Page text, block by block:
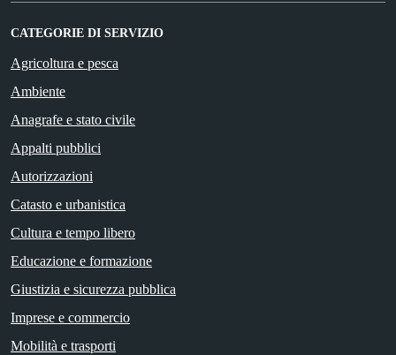
CATEGORIE DI SERVIZIO
Agricoltura e pesca
Ambiente
Anagrafe e stato civile
Appalti pubblici
Autorizzazioni
Catasto e urbanistica
Cultura e tempo libero
Educazione e formazione
Giustizia e sicurezza pubblica
Imprese e commercio
Mobilità e trasporti